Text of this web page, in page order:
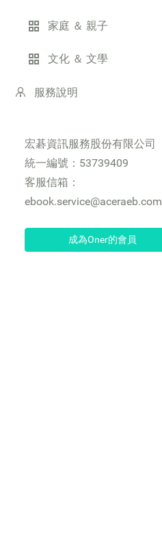
家庭 ＆ 親子
文化 ＆ 文學
服務說明
宏碁資訊服務股份有限公司
統一編號：53739409
客服信箱：
ebook.service@aceraeb.com
成為Oner的會員